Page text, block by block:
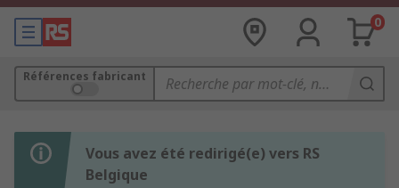
0
Références fabricant
Vous avez été redirigé(e) vers RS
Belgique